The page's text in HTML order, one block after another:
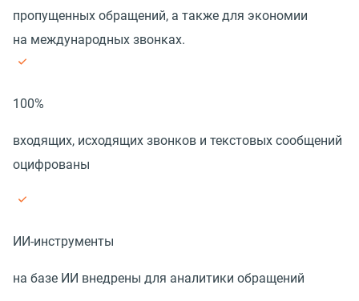
пропущенных обращений, а также для экономии
на международных звонках.
100%
входящих, исходящих звонков и текстовых сообщений
оцифрованы
ИИ-инструменты
на базе ИИ внедрены для аналитики обращений